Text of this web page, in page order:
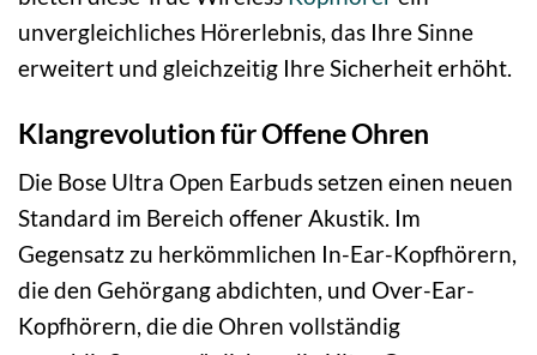
unvergleichliches Hörerlebnis, das Ihre Sinne
erweitert und gleichzeitig Ihre Sicherheit erhöht.
Klangrevolution für Offene Ohren
Die Bose Ultra Open Earbuds setzen einen neuen
Standard im Bereich offener Akustik. Im
Gegensatz zu herkömmlichen In-Ear-Kopfhörern,
die den Gehörgang abdichten, und Over-Ear-
Kopfhörern, die die Ohren vollständig